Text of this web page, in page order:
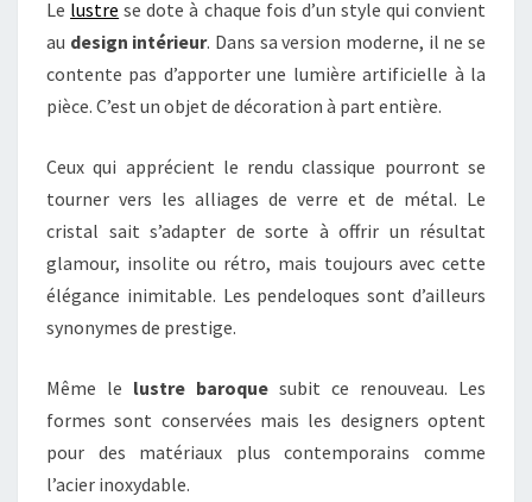
Le lustre se dote à chaque fois d’un style qui convient
au design intérieur. Dans sa version moderne, il ne se
contente pas d’apporter une lumière artificielle à la
pièce. C’est un objet de décoration à part entière.
Ceux qui apprécient le rendu classique pourront se
tourner vers les alliages de verre et de métal. Le
cristal sait s’adapter de sorte à offrir un résultat
glamour, insolite ou rétro, mais toujours avec cette
élégance inimitable. Les pendeloques sont d’ailleurs
synonymes de prestige.
Même le lustre baroque subit ce renouveau. Les
formes sont conservées mais les designers optent
pour des matériaux plus contemporains comme
l’acier inoxydable.